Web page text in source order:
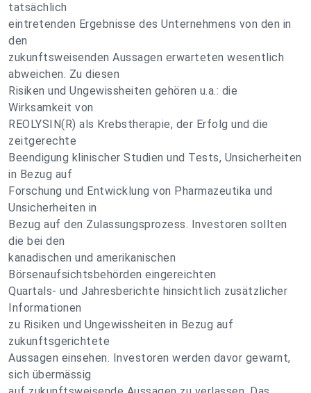
tatsächlich
eintretenden Ergebnisse des Unternehmens von den in
den
zukunftsweisenden Aussagen erwarteten wesentlich
abweichen. Zu diesen
Risiken und Ungewissheiten gehören u.a.: die
Wirksamkeit von
REOLYSIN(R) als Krebstherapie, der Erfolg und die
zeitgerechte
Beendigung klinischer Studien und Tests, Unsicherheiten
in Bezug auf
Forschung und Entwicklung von Pharmazeutika und
Unsicherheiten in
Bezug auf den Zulassungsprozess. Investoren sollten
die bei den
kanadischen und amerikanischen
Börsenaufsichtsbehörden eingereichten
Quartals- und Jahresberichte hinsichtlich zusätzlicher
Informationen
zu Risiken und Ungewissheiten in Bezug auf
zukunftsgerichtete
Aussagen einsehen. Investoren werden davor gewarnt,
sich übermässig